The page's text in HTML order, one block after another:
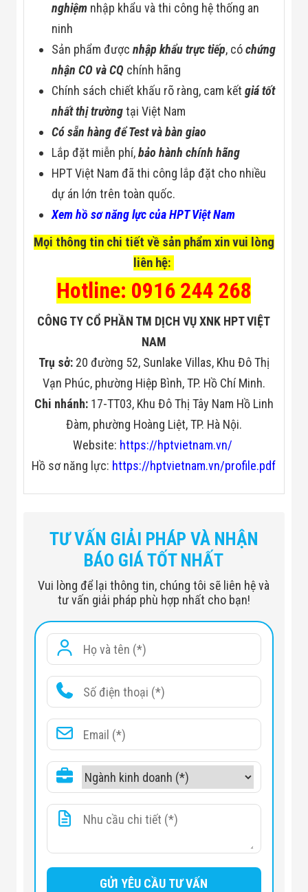
nghiệm nhập khẩu và thi công hệ thống an
ninh
Sản phẩm đượcnhập khẩu trực tiếp, cóchứng
nhận CO và CQ chính hãng
Chính sách chiết khấu rõ ràng, cam kếtgiá tốt
nhất thị trườngtại Việt Nam
Có sẵn hàng để Test và bàn giao
Lắp đặt miễn phí,bảo hành chính hãng
HPT Việt Nam đã thi công lắp đặt cho nhiều
dự án lớn trên toàn quốc.
Xem hồ sơ năng lực của HPT Việt Nam
Mọi thông tin chi tiết về sản phẩm xin vui lòng
liên hệ:
Hotline: 0916 244 268
CÔNG TY CỔ PHẦN TM DỊCH VỤ XNK HPT VIỆT
NAM
Trụ sở: 20 đường 52, Sunlake Villas, Khu Đô Thị
Vạn Phúc, phường Hiệp Bình, TP. Hồ Chí Minh.
Chi nhánh:17-TT03, Khu Đô Thị Tây Nam Hồ Linh
Đàm, phường Hoàng Liệt, TP. Hà Nội.
Website: https://hptvietnam.vn/
Hồ sơ năng lực: https://hptvietnam.vn/profile.pdf
TƯ VẤN GIẢI PHÁP VÀ NHẬN
BÁO GIÁ TỐT NHẤT
Vui lòng để lại thông tin, chúng tôi sẽ liên hệ và
tư vấn giải pháp phù hợp nhất cho bạn!